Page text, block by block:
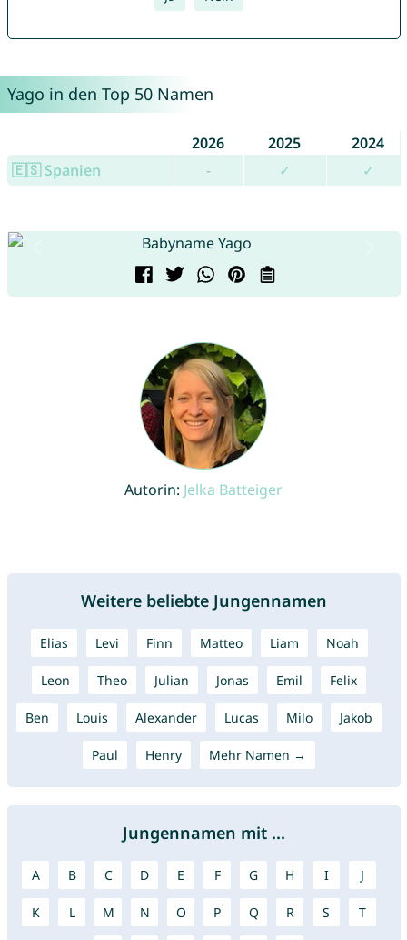
Yago in den Top 50 Namen
2026 2025
2024
🇪🇸 Spanien
- ✓ ✓
Autorin: Jelka Batteiger
Weitere beliebte Jungennamen
Elias Levi Finn Matteo Liam Noah
Leon Theo Julian Jonas Emil Felix
Ben Louis Alexander Lucas Milo Jakob
Paul Henry Mehr Namen →
Jungennamen mit ...
A B C D E F G H I J
K L M N O P Q R S T